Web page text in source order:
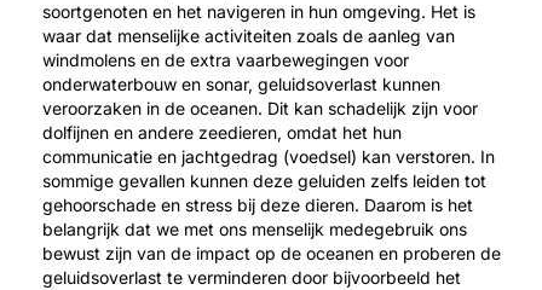
soortgenoten en het navigeren in hun omgeving. Het is
waar dat menselijke activiteiten zoals de aanleg van
windmolens en de extra vaarbewegingen voor
onderwaterbouw en sonar, geluidsoverlast kunnen
veroorzaken in de oceanen. Dit kan schadelijk zijn voor
dolfijnen en andere zeedieren, omdat het hun
communicatie en jachtgedrag (voedsel) kan verstoren. In
sommige gevallen kunnen deze geluiden zelfs leiden tot
gehoorschade en stress bij deze dieren. Daarom is het
belangrijk dat we met ons menselijk medegebruik ons
bewust zijn van de impact op de oceanen en proberen de
geluidsoverlast te verminderen door bijvoorbeeld het